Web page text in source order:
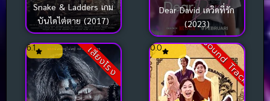
Snake & Ladders เกม
บันไดไต่ตาย (2017)
Dear David เดวิดที่รัก
(2023)
เสียงโรง
6.1 Sound Track
0.0